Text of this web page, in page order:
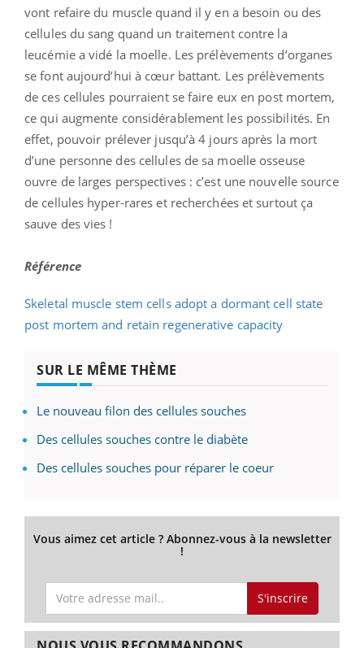
vont refaire du muscle quand il y en a besoin ou des
cellules du sang quand un traitement contre la
leucémie a vidé la moelle. Les prélèvements d’organes
se font aujourd’hui à cœur battant. Les prélèvements
de ces cellules pourraient se faire eux en post mortem,
ce qui augmente considérablement les possibilités. En
effet, pouvoir prélever jusqu’à 4 jours après la mort
d’une personne des cellules de sa moelle osseuse
ouvre de larges perspectives : c’est une nouvelle source
de cellules hyper-rares et recherchées et surtout ça
sauve des vies !
Référence
Skeletal muscle stem cells adopt a dormant cell state
post mortem and retain regenerative capacity
SUR LE MÊME THÈME
Le nouveau filon des cellules souches
Des cellules souches contre le diabète
Des cellules souches pour réparer le coeur
Vous aimez cet article ? Abonnez-vous à la newsletter
!
S'inscrire